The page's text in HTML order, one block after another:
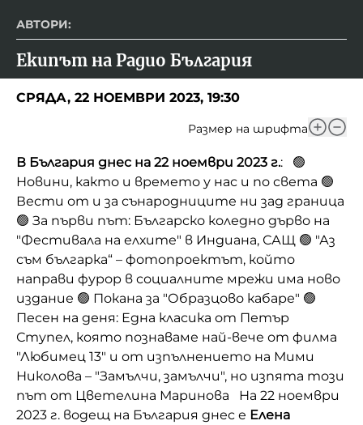
АВТОРИ:
Екипът на Радио България
СРЯДА, 22 НОЕМВРИ 2023, 19:30
Размер на шрифта
В България днес на 22 ноември 2023 г.: 🟢
Новини, както и времето у нас и по света 🟢
Вести от и за сънародниците ни зад граница
🟢 За първи път: Българско коледно дърво на
"Фестивала на елхите" в Индиана, САЩ 🟢 "Аз
съм българка“ – фотопроектът, който
направи фурор в социалните мрежи има ново
издание 🟢 Покана за "Образцово кабаре" 🟢
Песен на деня: Една класика от Петър
Ступел, която познаваме най-вече от филма
"Любимец 13" и от изпълнението на Мими
Николова – "Замълчи, замълчи", но изпята този
път от Цветелина Маринова На 22 ноември
2023 г. водещ на България днес е Елена